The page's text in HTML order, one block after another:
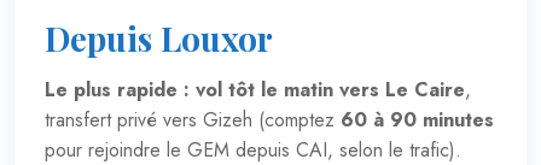
Depuis Louxor
Le plus rapide : vol tôt le matin vers Le Caire,
transfert privé vers Gizeh (comptez 60 à 90 minutes
pour rejoindre le GEM depuis CAI, selon le trafic).